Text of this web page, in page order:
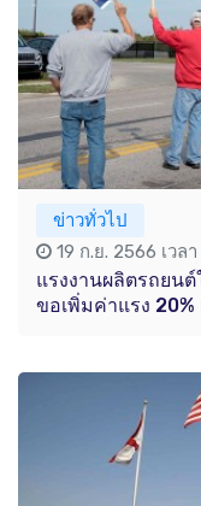
ข่าวทั่วไป
19 ก.ย. 2566 เวลา
แรงงานผลิตรถยน
ขอเพิ่มค่าแรง